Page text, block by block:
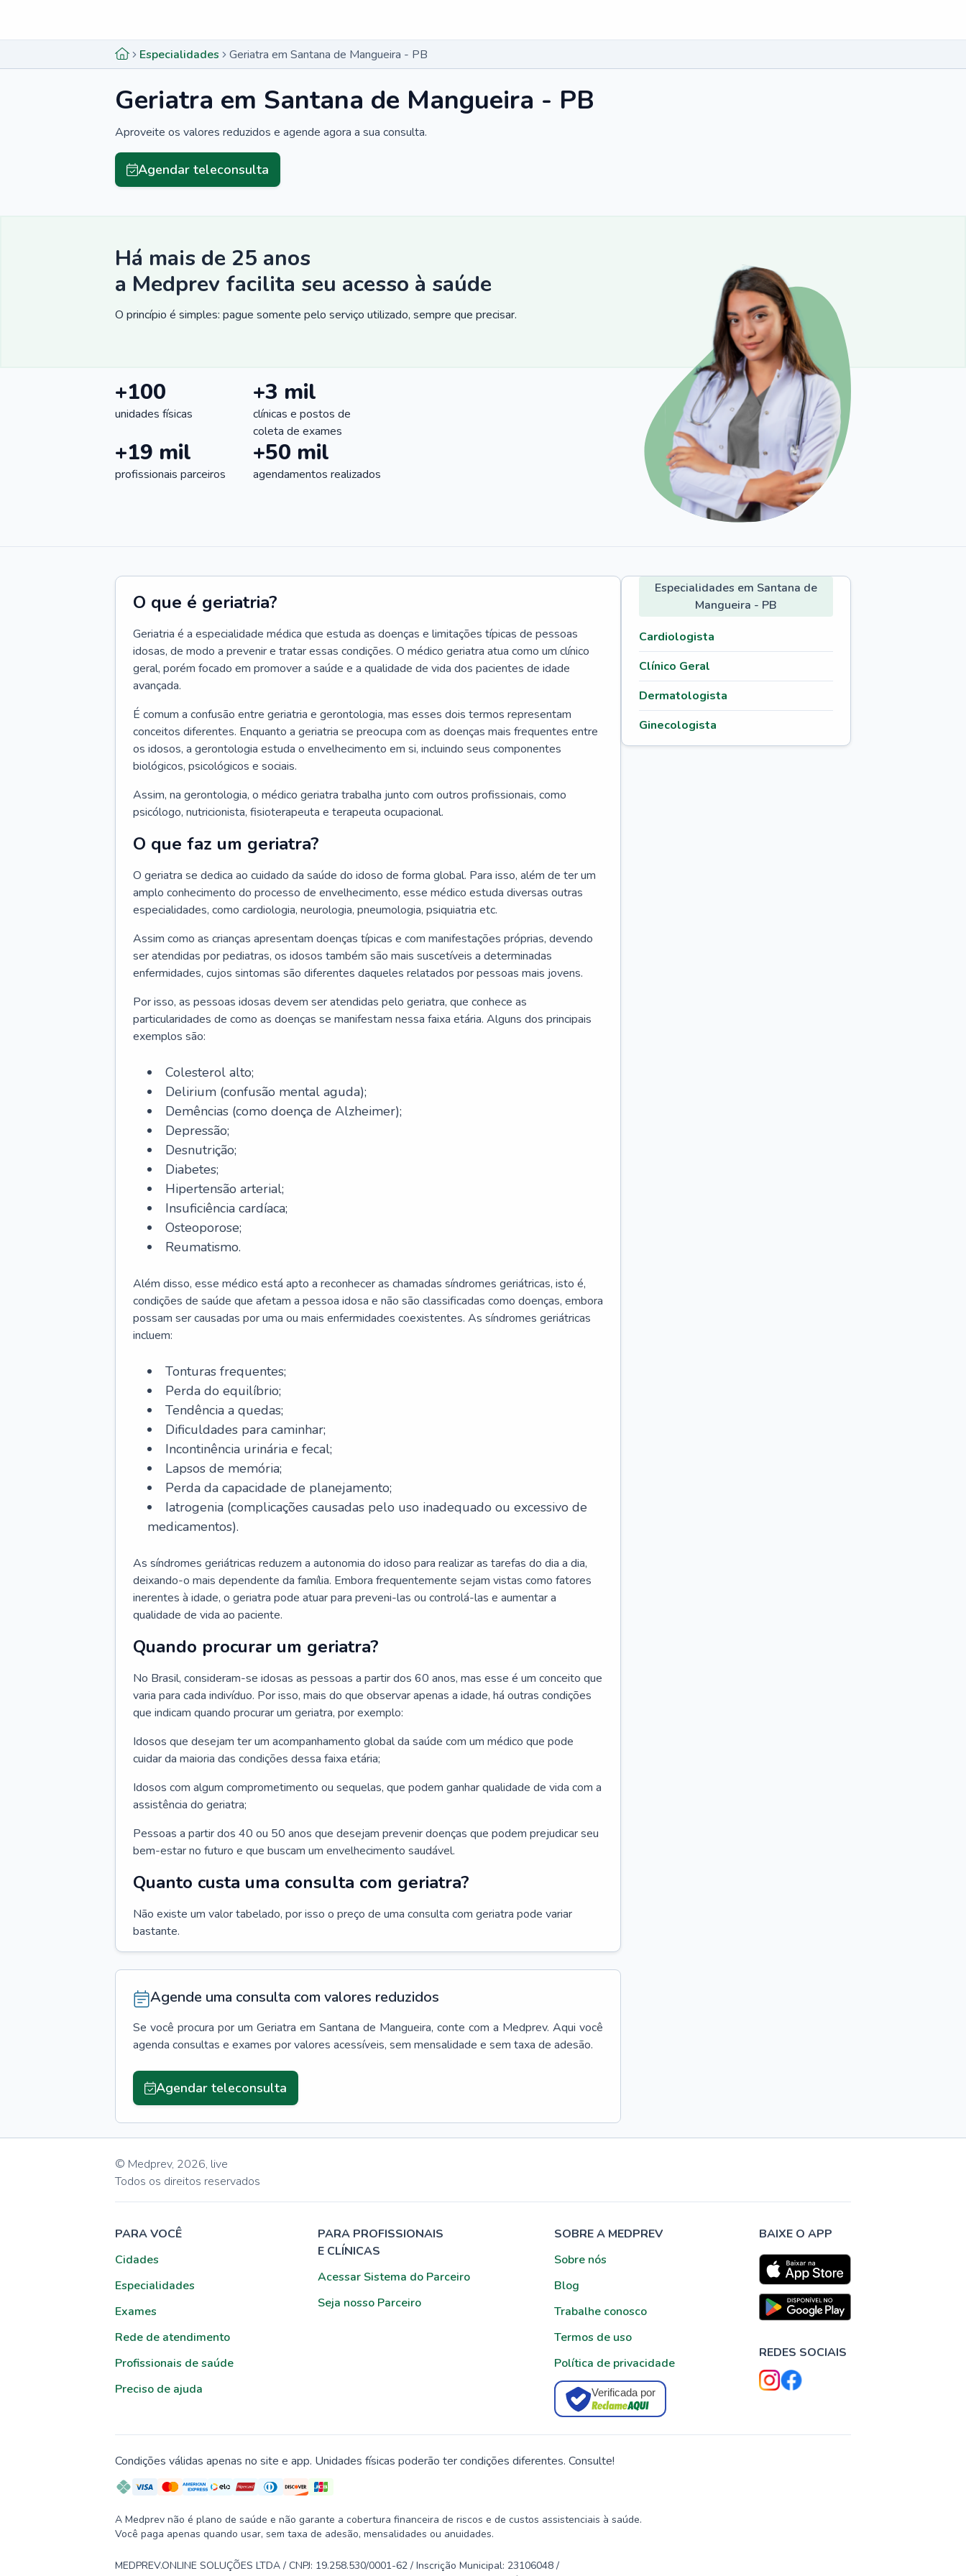
Especialidades Geriatra em Santana de Mangueira - PB
Geriatra em Santana de Mangueira - PB
Aproveite os valores reduzidos e agende agora a sua consulta.
Agendar teleconsulta
Há mais de 25 anos
a Medprev facilita seu acesso à saúde
O princípio é simples: pague somente pelo serviço utilizado, sempre que precisar.
+100
unidades físicas
+3 mil
clínicas e postos de
coleta de exames
+19 mil
profissionais parceiros
+50 mil
agendamentos realizados
O que é geriatria?
Geriatria é a especialidade médica que estuda as doenças e limitações típicas de pessoas
idosas, de modo a prevenir e tratar essas condições. O médico geriatra atua como um clínico
geral, porém focado em promover a saúde e a qualidade de vida dos pacientes de idade
avançada.
É comum a confusão entre geriatria e gerontologia, mas esses dois termos representam
conceitos diferentes. Enquanto a geriatria se preocupa com as doenças mais frequentes entre
os idosos, a gerontologia estuda o envelhecimento em si, incluindo seus componentes
biológicos, psicológicos e sociais.
Assim, na gerontologia, o médico geriatra trabalha junto com outros profissionais, como
psicólogo, nutricionista, fisioterapeuta e terapeuta ocupacional.
O que faz um geriatra?
O geriatra se dedica ao cuidado da saúde do idoso de forma global. Para isso, além de ter um
amplo conhecimento do processo de envelhecimento, esse médico estuda diversas outras
especialidades, como cardiologia, neurologia, pneumologia, psiquiatria etc.
Assim como as crianças apresentam doenças típicas e com manifestações próprias, devendo
ser atendidas por pediatras, os idosos também são mais suscetíveis a determinadas
enfermidades, cujos sintomas são diferentes daqueles relatados por pessoas mais jovens.
Por isso, as pessoas idosas devem ser atendidas pelo geriatra, que conhece as
particularidades de como as doenças se manifestam nessa faixa etária. Alguns dos principais
exemplos são:
Colesterol alto;
Delirium (confusão mental aguda);
Demências (como doença de Alzheimer);
Depressão;
Desnutrição;
Diabetes;
Hipertensão arterial;
Insuficiência cardíaca;
Osteoporose;
Reumatismo.
Além disso, esse médico está apto a reconhecer as chamadas síndromes geriátricas, isto é,
condições de saúde que afetam a pessoa idosa e não são classificadas como doenças, embora
possam ser causadas por uma ou mais enfermidades coexistentes. As síndromes geriátricas
incluem:
Tonturas frequentes;
Perda do equilíbrio;
Tendência a quedas;
Dificuldades para caminhar;
Incontinência urinária e fecal;
Lapsos de memória;
Perda da capacidade de planejamento;
Iatrogenia (complicações causadas pelo uso inadequado ou excessivo de
medicamentos).
As síndromes geriátricas reduzem a autonomia do idoso para realizar as tarefas do dia a dia,
deixando-o mais dependente da família. Embora frequentemente sejam vistas como fatores
inerentes à idade, o geriatra pode atuar para preveni-las ou controlá-las e aumentar a
qualidade de vida ao paciente.
Quando procurar um geriatra?
No Brasil, consideram-se idosas as pessoas a partir dos 60 anos, mas esse é um conceito que
varia para cada indivíduo. Por isso, mais do que observar apenas a idade, há outras condições
que indicam quando procurar um geriatra, por exemplo:
Idosos que desejam ter um acompanhamento global da saúde com um médico que pode
cuidar da maioria das condições dessa faixa etária;
Idosos com algum comprometimento ou sequelas, que podem ganhar qualidade de vida com a
assistência do geriatra;
Pessoas a partir dos 40 ou 50 anos que desejam prevenir doenças que podem prejudicar seu
bem-estar no futuro e que buscam um envelhecimento saudável.
Quanto custa uma consulta com geriatra?
Não existe um valor tabelado, por isso o preço de uma consulta com geriatra pode variar
bastante.
Agende uma consulta com valores reduzidos
Se você procura por um Geriatra em Santana de Mangueira, conte com a Medprev. Aqui você
agenda consultas e exames por valores acessíveis, sem mensalidade e sem taxa de adesão.
Agendar teleconsulta
Especialidades em Santana de
Mangueira - PB
Cardiologista
Clínico Geral
Dermatologista
Ginecologista
© Medprev, 2026, live
Todos os direitos reservados
PARA VOCÊ
Cidades
Especialidades
Exames
Rede de atendimento
Profissionais de saúde
Preciso de ajuda
PARA PROFISSIONAIS
E CLÍNICAS
Acessar Sistema do Parceiro
Seja nosso Parceiro
SOBRE A MEDPREV
Sobre nós
Blog
Trabalhe conosco
Termos de uso
Política de privacidade
Verificada por
BAIXE O APP
REDES SOCIAIS
Condições válidas apenas no site e app. Unidades físicas poderão ter condições diferentes. Consulte!
A Medprev não é plano de saúde e não garante a cobertura financeira de riscos e de custos assistenciais à saúde.
Você paga apenas quando usar, sem taxa de adesão, mensalidades ou anuidades.
MEDPREV.ONLINE SOLUÇÕES LTDA / CNPJ: 19.258.530/0001-62 / Inscrição Municipal: 23106048 /